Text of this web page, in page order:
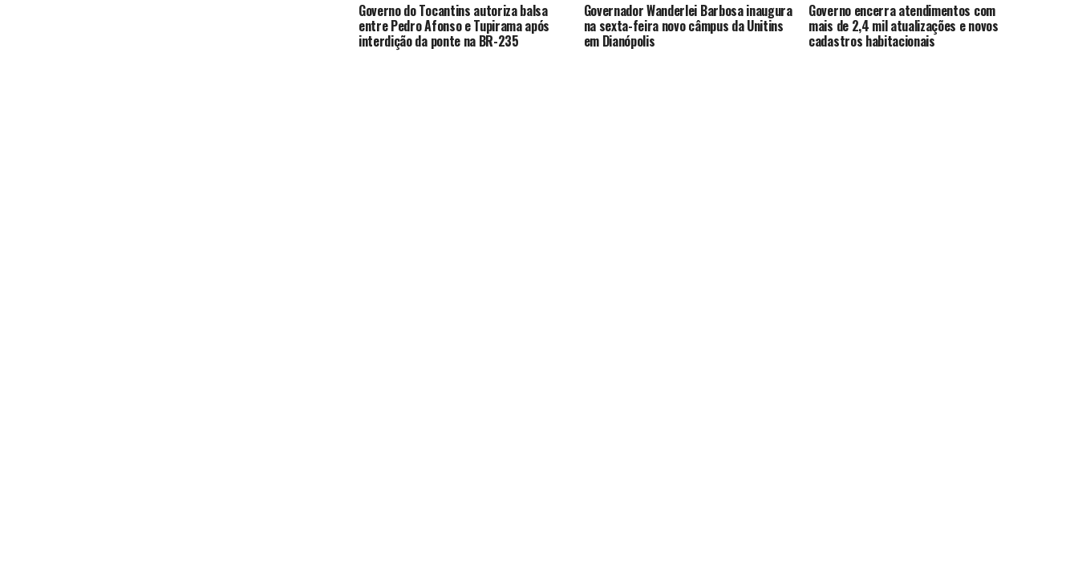
Governo do Tocantins autoriza balsa
entre Pedro Afonso e Tupirama após
interdição da ponte na BR-235
Governador Wanderlei Barbosa inaugura
na sexta-feira novo câmpus da Unitins
em Dianópolis
Governo encerra atendimentos com
mais de 2,4 mil atualizações e novos
cadastros habitacionais